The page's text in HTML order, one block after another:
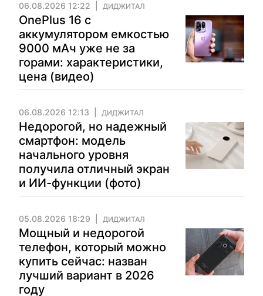
06.08.2026 12:22 ДИДЖИТАЛ
OnePlus 16 с
аккумулятором емкостью
9000 мАч уже не за
горами: характеристики,
цена (видео)
06.08.2026 12:13 ДИДЖИТАЛ
Недорогой, но надежный
смартфон: модель
начального уровня
получила отличный экран
и ИИ-функции (фото)
05.08.2026 18:29 ДИДЖИТАЛ
Мощный и недорогой
телефон, который можно
купить сейчас: назван
лучший вариант в 2026
году